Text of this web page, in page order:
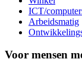
ICT/
Arbeidsmatig
Voor mensen